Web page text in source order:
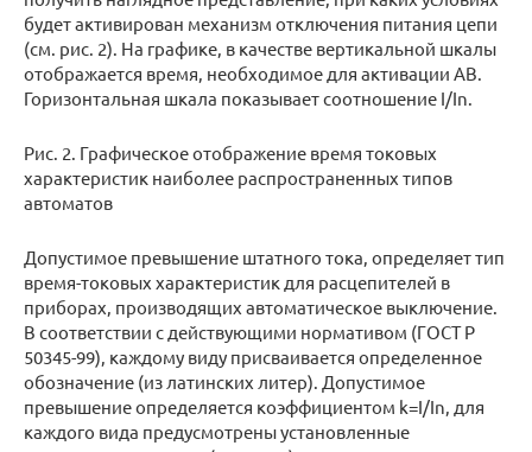
будет активирован механизм отключения питания цепи
(см. рис. 2). На графике, в качестве вертикальной шкалы
отображается время, необходимое для активации АВ.
Горизонтальная шкала показывает соотношение I/In.
Рис. 2. Графическое отображение время токовых
характеристик наиболее распространенных типов
автоматов
Допустимое превышение штатного тока, определяет тип
время-токовых характеристик для расцепителей в
приборах, производящих автоматическое выключение.
В соответствии с действующими нормативом (ГОСТ P
50345-99), каждому виду присваивается определенное
обозначение (из латинских литер). Допустимое
превышение определяется коэффициентом k=I/In, для
каждого вида предусмотрены установленные